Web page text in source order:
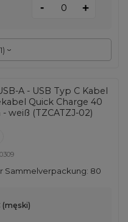
1)
- +
A - USB Typ C Kabel
Quick Charge 40
- weiß (TZCATZJ-02)
Sammelverpackung: 80
(męski)